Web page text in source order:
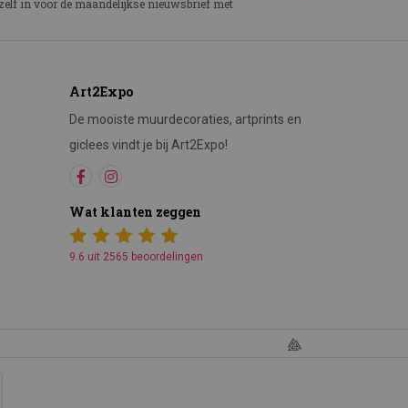
in voor de maandelijkse nieuwsbrief met
Art2Expo
De mooiste muurdecoraties, artprints en
giclees vindt je bij Art2Expo!
Wat klanten zeggen
9.6 uit 2565 beoordelingen